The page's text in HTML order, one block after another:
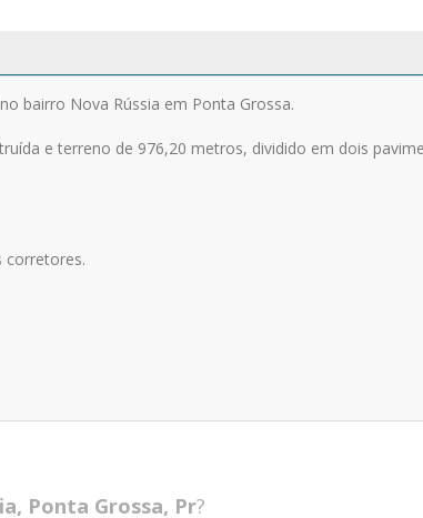
bairro Nova Rússia em Ponta Grossa.
e terreno de 976,20 metros, dividido em dois
corretores.
Ponta Grossa, Pr?